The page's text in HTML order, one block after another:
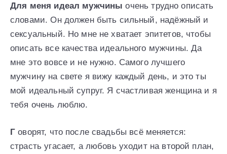
Для меня идеал мужчины очень трудно описать
словами. Он должен быть сильный, надёжный и
сексуальный. Но мне не хватает эпитетов, чтобы
описать все качества идеального мужчины. Да
мне это вовсе и не нужно. Самого лучшего
мужчину на свете я вижу каждый день, и это ты
мой идеальный супруг. Я счастливая женщина и я
тебя очень люблю.
Г оворят, что после свадьбы всё меняется:
страсть угасает, а любовь уходит на второй план,